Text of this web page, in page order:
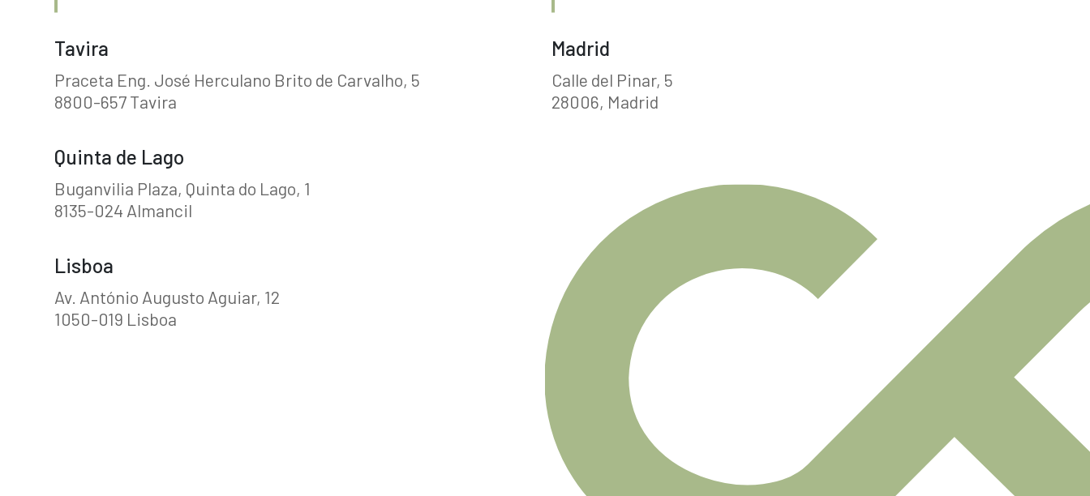
Tavira
Praceta Eng. José Herculano Brito de Carvalho, 5
8800-657 Tavira
Quinta de Lago
Buganvilia Plaza, Quinta do Lago, 1
8135-024 Almancil
Lisboa
Av. António Augusto Aguiar, 12
1050-019 Lisboa
Madrid
Calle del Pinar, 5
28006, Madrid